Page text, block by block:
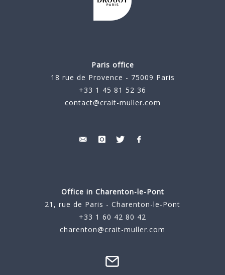
Paris office
18 rue de Provence - 75009 Paris
+33 1 45 81 52 36
contact@crait-muller.com
Office in Charenton-le-Pont
21, rue de Paris - Charenton-le-Pont
+33 1 60 42 80 42
charenton@crait-muller.com